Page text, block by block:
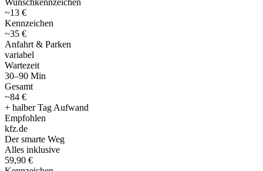
~13 €
Kennzeichen
~35 €
Anfahrt & Parken
variabel
Wartezeit
30–90 Min
Gesamt
~84 €
+ halber Tag Aufwand
Empfohlen
kfz.de
Der smarte Weg
Alles inklusive
59,90 €